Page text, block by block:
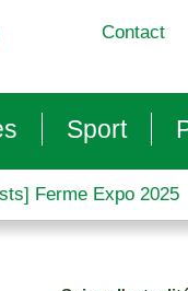
Contact
Sport
Ferme Expo 2025